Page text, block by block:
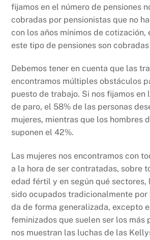
fijamos en el número de pensiones
cobradas por pensionistas que no
con los años mínimos de cotización,
este tipo de pensiones son
Debemos tener en cuenta que las
encontramos múltiples obstáculos
puesto de trabajo. Si nos fijamos en
de paro, el 58% de las personas
mujeres, mientras que los hombres
suponen el 42%.
Las mujeres nos encontramos con
a la hora de ser contratadas, sobre
edad fértil y en según qué sectores,
sido ocupados tradicionalmente por
da de forma generalizada, excepto
feminizados que suelen ser los más
nos muestran las luchas de las